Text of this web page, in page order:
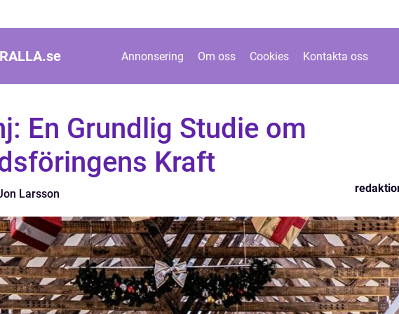
se Annonsering Om oss Cookies Kontakta oss
En Grundlig Studie om
Kraft
Larsson